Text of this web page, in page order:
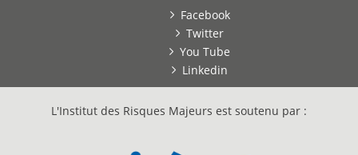
Facebook
Twitter
You Tube
Linkedin
L'Institut des Risques Majeurs est soutenu par :